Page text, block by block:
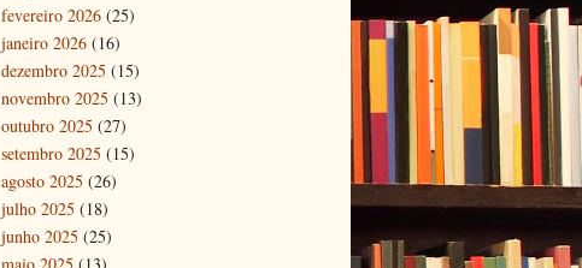
fevereiro 2026 (25)
janeiro 2026 (16)
dezembro 2025 (15)
novembro 2025 (13)
outubro 2025 (27)
setembro 2025 (15)
agosto 2025 (26)
julho 2025 (18)
junho 2025 (25)
maio 2025 (13)